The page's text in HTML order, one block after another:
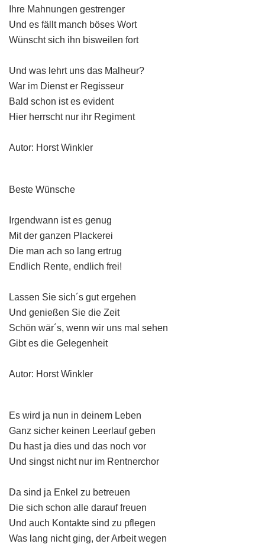
Ihre Mahnungen gestrenger
Und es fällt manch böses Wort
Wünscht sich ihn bisweilen fort
Und was lehrt uns das Malheur?
War im Dienst er Regisseur
Bald schon ist es evident
Hier herrscht nur ihr Regiment
Autor: Horst Winkler
Beste Wünsche
Irgendwann ist es genug
Mit der ganzen Plackerei
Die man ach so lang ertrug
Endlich Rente, endlich frei!
Lassen Sie sich´s gut ergehen
Und genießen Sie die Zeit
Schön wär´s, wenn wir uns mal sehen
Gibt es die Gelegenheit
Autor: Horst Winkler
Es wird ja nun in deinem Leben
Ganz sicher keinen Leerlauf geben
Du hast ja dies und das noch vor
Und singst nicht nur im Rentnerchor
Da sind ja Enkel zu betreuen
Die sich schon alle darauf freuen
Und auch Kontakte sind zu pflegen
Was lang nicht ging, der Arbeit wegen